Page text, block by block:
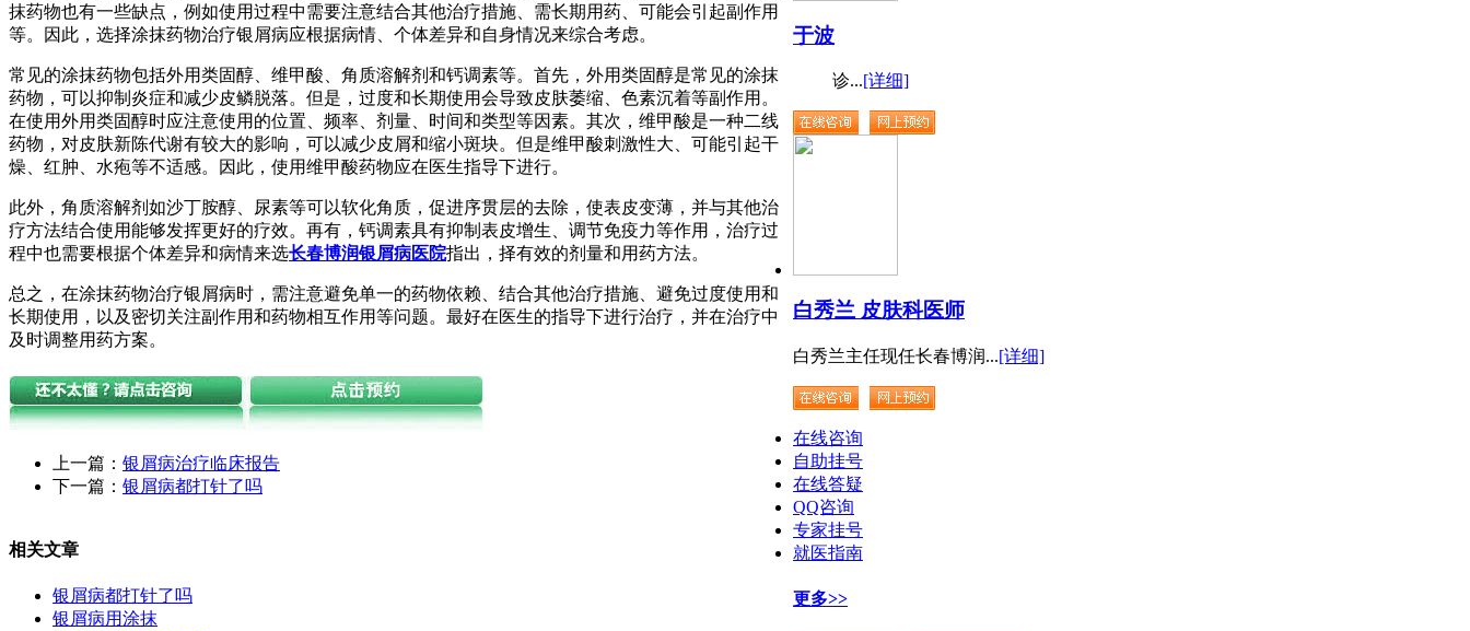
抹药物也有一些缺点，例如使用过程中需要注意结合其他治疗措施、需长期用药、可能会引起副作用
等。因此，选择涂抹药物治疗银屑病应根据病情、个体差异和自身情况来综合考虑。
常见的涂抹药物包括外用类固醇、维甲酸、角质溶解剂和钙调素等。首先，外用类固醇是常见的涂抹
药物，可以抑制炎症和减少皮鳞脱落。但是，过度和长期使用会导致皮肤萎缩、色素沉着等副作用。
在使用外用类固醇时应注意使用的位置、频率、剂量、时间和类型等因素。其次，维甲酸是一种二线
药物，对皮肤新陈代谢有较大的影响，可以减少皮屑和缩小斑块。但是维甲酸刺激性大、可能引起干
燥、红肿、水疱等不适感。因此，使用维甲酸药物应在医生指导下进行。
此外，角质溶解剂如沙丁胺醇、尿素等可以软化角质，促进序贯层的去除，使表皮变薄，并与其他治
疗方法结合使用能够发挥更好的疗效。再有，钙调素具有抑制表皮增生、调节免疫力等作用，治疗过
程中也需要根据个体差异和病情来选长春博润银屑病医院指出，择有效的剂量和用药方法。
总之，在涂抹药物治疗银屑病时，需注意避免单一的药物依赖、结合其他治疗措施、避免过度使用和
长期使用，以及密切关注副作用和药物相互作用等问题。最好在医生的指导下进行治疗，并在治疗中
及时调整用药方案。
上一篇： 银屑病治疗临床报告
下一篇： 银屑病都打针了吗
相关文章
银屑病都打针了吗
银屑病用涂抹
于波
诊...[详细]
白秀兰 皮肤科医师
白秀兰主任现任长春博润...[详细]
在线咨询
自助挂号
在线答疑
QQ咨询
专家挂号
就医指南
更多>>